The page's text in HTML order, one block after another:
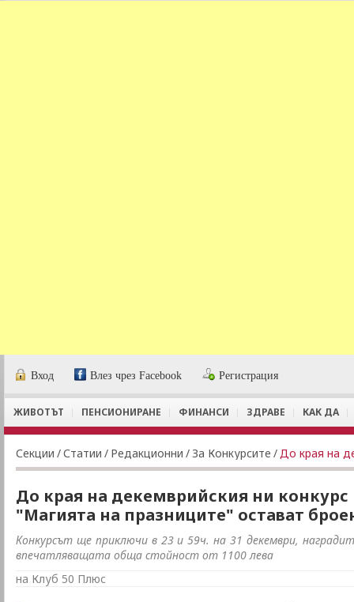
Вход Влез чрез Facebook Регистрация
ЖИВОТЪТ ПЕНСИОНИРАНЕ ФИНАНСИ ЗДРАВЕ КАК ДА
Секции /Статии / Редакционни / За Конкурсите /
До края на декемврийския ни конкурс
"Магията на празниците" остават
Конкурсът ще приключи в 23 и 59ч. на 31 декември,
впечатляващата обща стойност от 1100 лева
на Клуб 50 Плюс